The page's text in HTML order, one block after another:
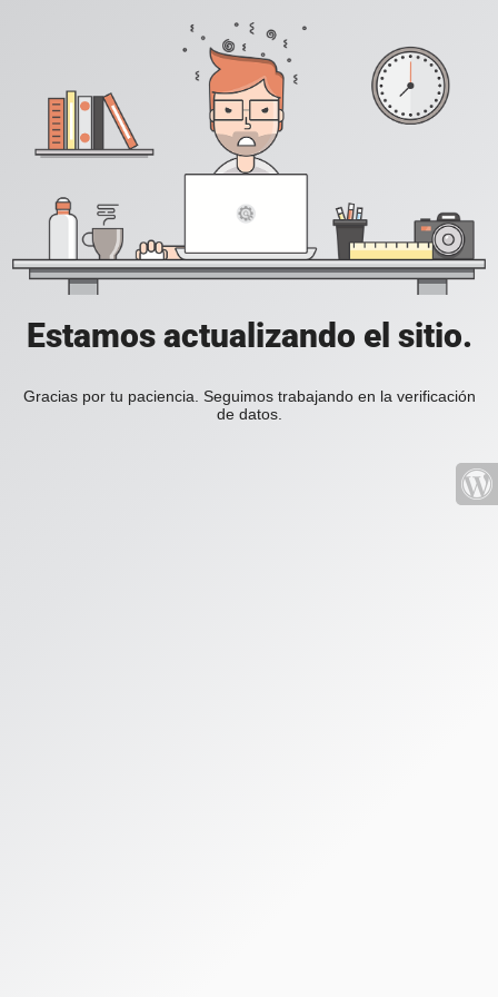
Estamos actualizando el sitio.
Gracias por tu paciencia. Seguimos trabajando en la verificación
de datos.